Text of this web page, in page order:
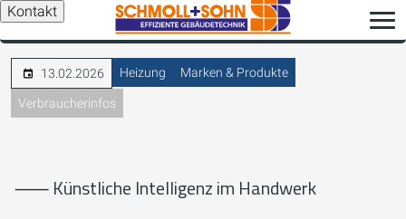
Kontakt
13.02.2026 Heizung Marken & Produkte
Verbraucherinfos
⸺ Künstliche Intelligenz im Handwerk